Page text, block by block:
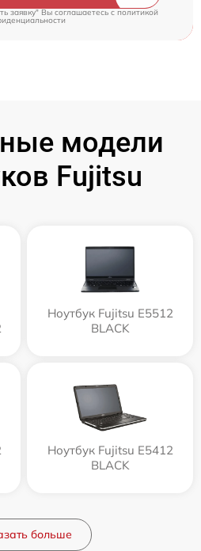
заявку" Вы соглашаетесь cполитикой
модели
Fujitsu
Ноутбук Fujitsu E5512
BLACK
Ноутбук Fujitsu E5412
BLACK
больше